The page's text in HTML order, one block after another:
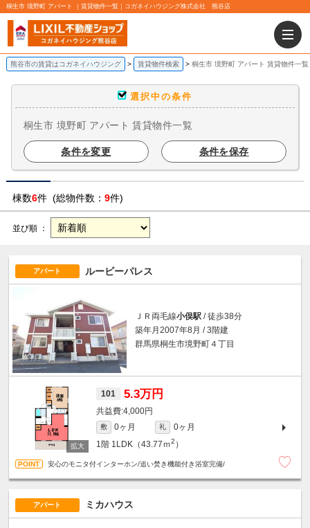
桐生市 境野町 アパート ｜賃貸物件一覧｜コガネイハウジング株式会社 熊谷店
熊谷市の賃貸はコガネイハウジング 賃貸物件検索 桐生市 境野町 アパート 賃貸物件一覧
選択中の条件
桐生市 境野町 アパート 賃貸物件一覧
条件を変更 条件を保存
棟数6件 (総物件数： 9件)
並び順 ：
アパート ルービーパレス
ＪＲ両毛線小俣駅 / 徒歩38分
築年月2007年8月 / 3階建
群馬県桐生市境野町４丁目
101 5.3万円
4,000円
敷 0ヶ月 礼
0ヶ月
1階 1LDK（43.77ｍ2 ）
安心のモニタ付インターホン/追い焚き機能付き浴室完備/
アパート ミカハウス